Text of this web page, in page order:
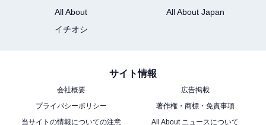
一方セイボリー（甘くない軽食）を手掛けたインルーム
ダイニング料理長の吉田行孝シェフは、「スイーツに合
老、牛肉を使ったゴージャスなメニューでどれも存在感
大！ クリスマスを感じさせるしっかりとした味わいで、
味わいもおなかも大満足です。
All About
All About Japan
イチオシ
サイト情報
会社概要
広告掲載
プライバシーポリシー
著作権・商標・免責事項
当サイトの情報についての注意
All About ニュースについて